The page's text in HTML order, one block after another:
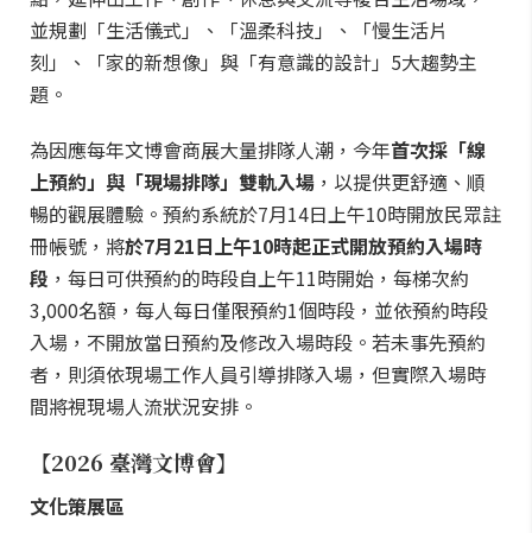
並規劃「生活儀式」、「溫柔科技」、「慢生活片
刻」、「家的新想像」與「有意識的設計」5大趨勢主
題。
為因應每年文博會商展大量排隊人潮，今年首次採「線
上預約」與「現場排隊」雙軌入場 ，以提供更舒適、順
暢的觀展體驗。預約系統於7月14日上午10時開放民眾註
冊帳號，將於7月21日上午10時起正式開放預約入場時
段 ，每日可供預約的時段自上午11時開始，每梯次約
3,000名額，每人每日僅限預約1個時段，並依預約時段
入場，不開放當日預約及修改入場時段。若未事先預約
者，則須依現場工作人員引導排隊入場，但實際入場時
間將視現場人流狀況安排。
【2026 臺灣文博會】
文化策展區